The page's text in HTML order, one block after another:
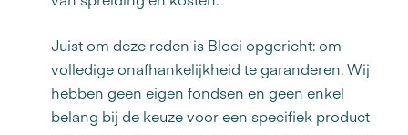
Juist om deze reden is Bloei opgericht: om
volledige onafhankelijkheid te garanderen. Wij
hebben geen eigen fondsen en geen enkel
belang bij de keuze voor een specifiek product